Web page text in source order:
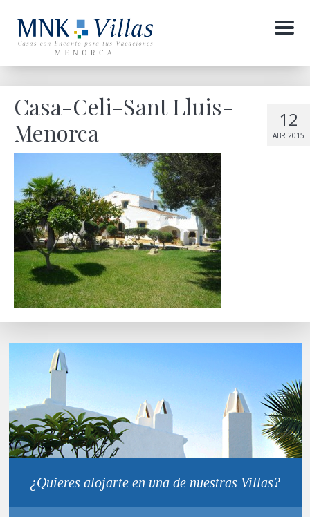
Menu
12
ABR 2015
Casa-Celi-Sant Lluis-
Menorca
¿Quieres alojarte en una de nuestras Villas?